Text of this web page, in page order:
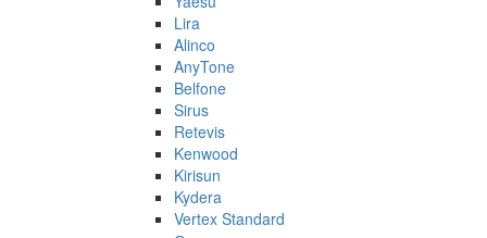
Lira
Alinco
AnyTone
Belfone
Sirus
Retevis
Kenwood
Kirisun
Kydera
Vertex Standard